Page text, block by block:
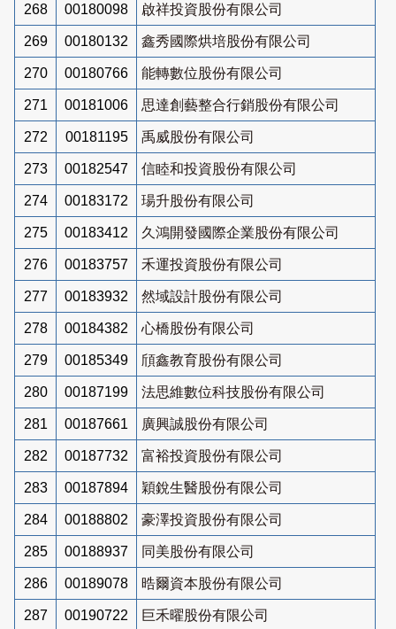
268 00180098 啟祥投資股份有限公司
269 00180132 鑫秀國際烘培股份有限公司
270 00180766 能轉數位股份有限公司
271 00181006 思達創藝整合行銷股份有限公司
272 00181195 禹威股份有限公司
273 00182547 信睦和投資股份有限公司
274 00183172 瑒升股份有限公司
275 00183412 久鴻開發國際企業股份有限公司
276 00183757 禾運投資股份有限公司
277 00183932 然域設計股份有限公司
278 00184382 心橋股份有限公司
279 00185349 頎鑫教育股份有限公司
280 00187199 法思維數位科技股份有限公司
281 00187661 廣興誠股份有限公司
282 00187732 富裕投資股份有限公司
283 00187894 穎銳生醫股份有限公司
284 00188802 豪澤投資股份有限公司
285 00188937 同美股份有限公司
286 00189078 晧爾資本股份有限公司
287 00190722 巨禾曜股份有限公司